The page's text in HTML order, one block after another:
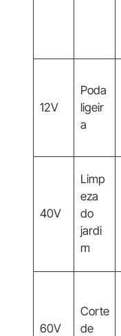
12V
Poda
ligeir
a
40V
Limp
eza
do
jardi
m
60V
Corte
de